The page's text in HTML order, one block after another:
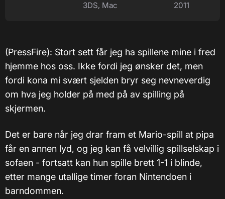
3DS, Mac
2011
(PressFire): Stort sett får jeg ha spillene mine i fred
hjemme hos oss. Ikke fordi jeg ønsker det, men
fordi kona mi svært sjelden bryr seg nevneverdig
om hva jeg holder på med på av spilling på
skjermen.
Det er bare når jeg drar fram et Mario-spill at pipa
får en annen lyd, og jeg kan få velvillig spillselskap i
sofaen - fortsatt kan hun spille brett 1-1 i blinde,
etter mange utallige timer foran Nintendoen i
barndommen.